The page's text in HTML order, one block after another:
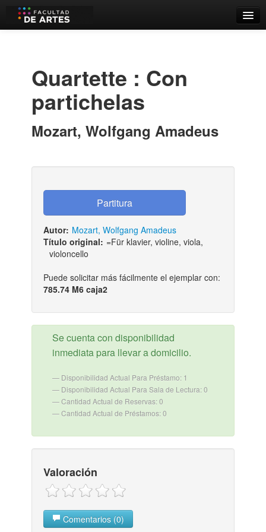
Estantes Virtuales
Iniciar sesión
Quartette : Con
partichelas
Mozart, Wolfgang Amadeus
Autor: Mozart, Wolfgang Amadeus
Título original: =Für klavier, violine, viola,
violoncello
Puede solicitar más fácilmente el ejemplar con:
785.74 M6 caja2
Se cuenta con disponibilidad
inmediata para llevar a domicilio.
Disponibilidad Actual Para Préstamo: 1
Disponibilidad Actual Para Sala de Lectura: 0
Cantidad Actual de Reservas: 0
Cantidad Actual de Préstamos: 0
Valoración
Comentarios (0)